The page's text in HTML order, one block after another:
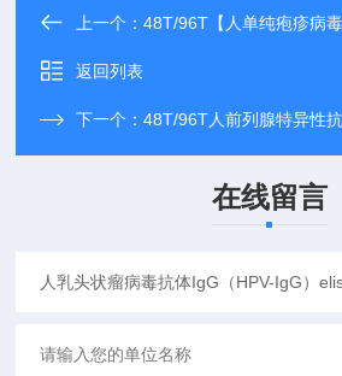
上一个：48T/96T【人单纯疱疹病毒Ⅱ型抗体（
返回列表
下一个：48T/96T人前列腺特异性抗原（PSA
在线留言